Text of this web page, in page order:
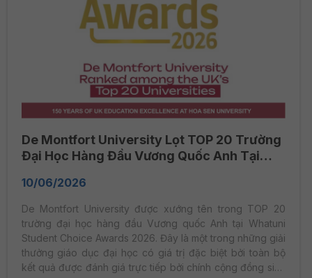
De Montfort University Lọt TOP 20 Trường
Đại Học Hàng Đầu Vương Quốc Anh Tại
10/06/2026
De Montfort University được xướng tên trong TOP 20
trường đại học hàng đầu Vương quốc Anh tại Whatuni
Student Choice Awards 2026. Đây là một trong những giải
thưởng giáo dục đại học có giá trị đặc biệt bởi toàn bộ
kết quả được đánh giá trực tiếp bởi chính cộng đồng sinh